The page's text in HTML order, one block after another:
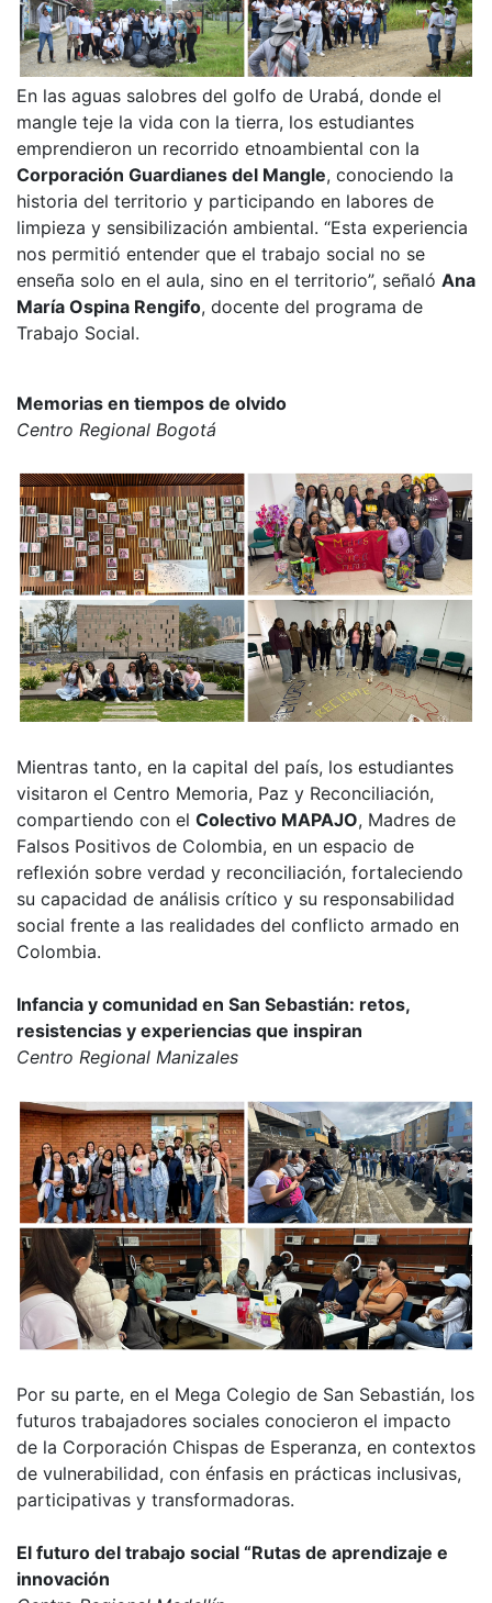
En las aguas salobres del golfo de Urabá, donde el
mangle teje la vida con la tierra, los estudiantes
emprendieron un recorrido etnoambiental con la
Corporación Guardianes del Mangle, conociendo la
historia del territorio y participando en labores de
limpieza y sensibilización ambiental. “Esta experiencia
nos permitió entender que el trabajo social no se
enseña solo en el aula, sino en el territorio”, señaló Ana
María Ospina Rengifo, docente del programa de
Trabajo Social.
Memorias en tiempos de olvido
Centro Regional Bogotá
Mientras tanto, en la capital del país, los estudiantes
visitaron el Centro Memoria, Paz y Reconciliación,
compartiendo con el Colectivo MAPAJO, Madres de
Falsos Positivos de Colombia, en un espacio de
reflexión sobre verdad y reconciliación, fortaleciendo
su capacidad de análisis crítico y su responsabilidad
social frente a las realidades del conflicto armado en
Colombia.
Infancia y comunidad en San Sebastián: retos,
resistencias y experiencias que inspiran
Centro Regional Manizales
Por su parte, en el Mega Colegio de San Sebastián, los
futuros trabajadores sociales conocieron el impacto
de la Corporación Chispas de Esperanza, en contextos
de vulnerabilidad, con énfasis en prácticas inclusivas,
participativas y transformadoras.
El futuro del trabajo social “Rutas de aprendizaje e
innovación